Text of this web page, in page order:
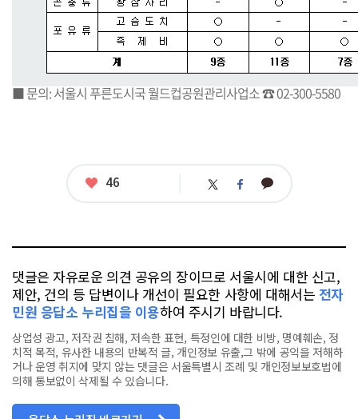
■ 문의: 서울시 푸른도시국 월드컵공원관리사업소 ☎ 02-300-5580
좋
46 트 페 카
댓글은 자유로운 의견 공유의 장이므로 서울시에 대한 신고,
제안, 건의 등 답변이나 개선이 필요한 사항에 대해서는 전자
민원 응답소 누리집을 이용하여 주시기 바랍니다.
상업성 광고, 저작권 침해, 저속한 표현, 특정인에 대한 비방, 명예훼손, 정
치적 목적, 유사한 내용의 반복적 글, 개인정보 유출,그 밖에 공익을 저해하
거나 운영 취지에 맞지 않는 댓글은 서울특별시 조례 및 개인정보보호법에
의해 통보없이 삭제될 수 있습니다.